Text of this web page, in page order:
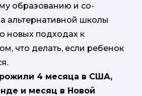
образованию и со-
альтернативной школы
новых подходах к
что делать, если ребенок
4 месяца в США,
и месяц в Новой